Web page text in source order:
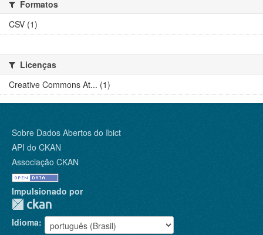
Formatos
CSV (1)
Licenças
Creative Commons At... (1)
Sobre Dados Abertos do Ibict
API do CKAN
Associação CKAN
Impulsionado por
Idioma